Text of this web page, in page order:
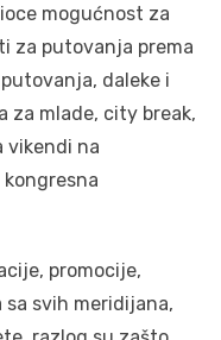
mogućnost za
za putovanja prema
daleke i
za mlade, city break,
vikendi na
promocije,
svih meridijana,